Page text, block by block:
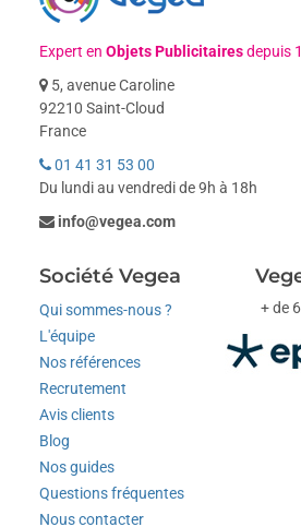
Expert enObjets Publicitairesdepuis
5, avenue Caroline
92210 Saint-Cloud
France
01 41 31 53 00
Du lundi au vendredi de 9h à 18h
info@vegea.com
Société Vegea
Qui sommes-nous ?
L'équipe
Nos références
Recrutement
Avis clients
Blog
Nos guides
Questions fréquentes
Nous contacter
+ de